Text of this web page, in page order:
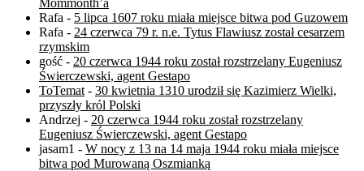
Mommonth’a
Rafa - 5 lipca 1607 roku miała miejsce bitwa pod Guzowem
Rafa - 24 czerwca 79 r. n.e. Tytus Flawiusz został cesarzem
rzymskim
gość - 20 czerwca 1944 roku został rozstrzelany Eugeniusz
Świerczewski, agent Gestapo
ToTemat - 30 kwietnia 1310 urodził się Kazimierz Wielki,
przyszły król Polski
Andrzej - 20 czerwca 1944 roku został rozstrzelany
Eugeniusz Świerczewski, agent Gestapo
jasam1 - W nocy z 13 na 14 maja 1944 roku miała miejsce
bitwa pod Murowaną Oszmianką